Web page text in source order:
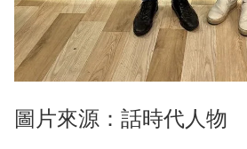
圖片來源：話時代人物